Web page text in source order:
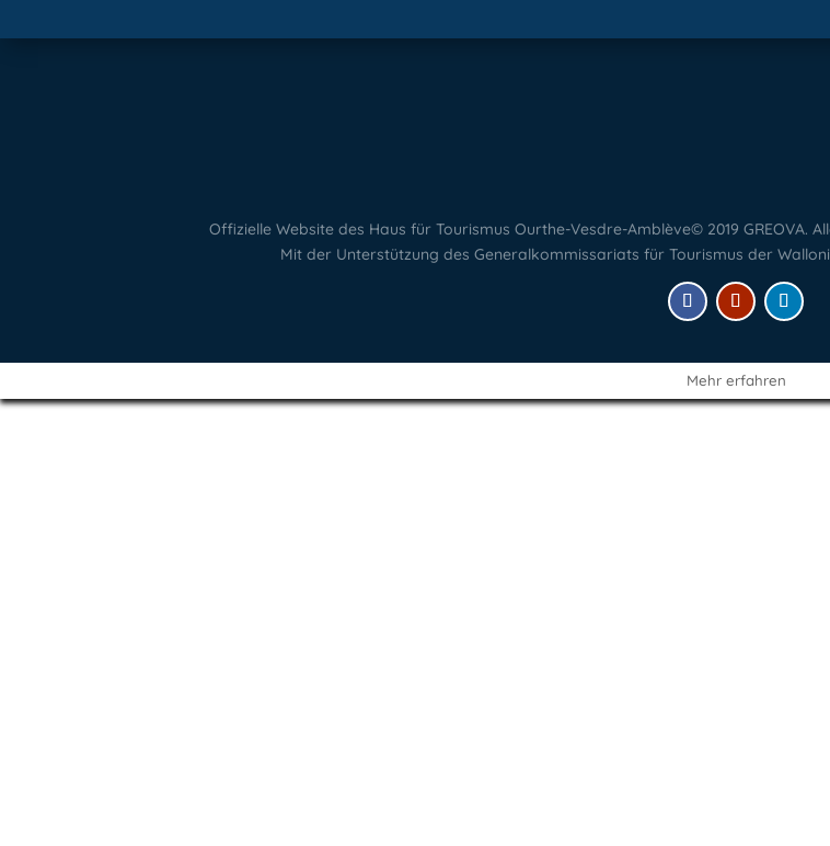
Offizielle Website des Haus für Tourismus Ourthe-Vesdre-Amblève© 2019 GREOVA.
Mit der Unterstützung des Generalkommissariats für Tourismus der
Mehr erfahren